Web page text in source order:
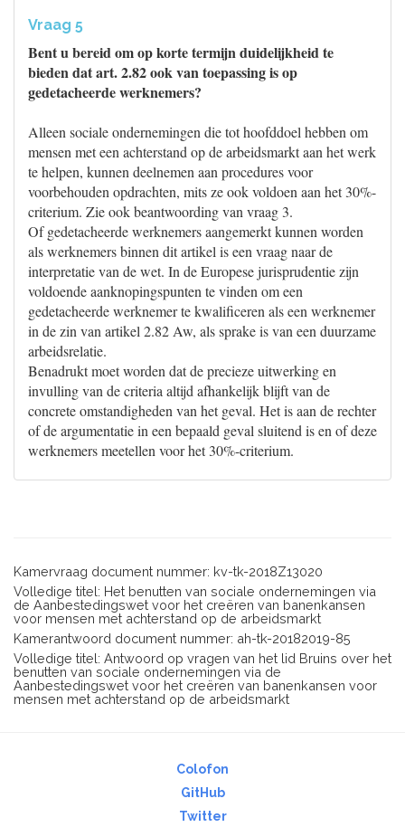
Vraag 5
Bent u bereid om op korte termijn duidelijkheid te
bieden dat art. 2.82 ook van toepassing is op
gedetacheerde werknemers?
Alleen sociale ondernemingen die tot hoofddoel hebben om
mensen met een achterstand op de arbeidsmarkt aan het werk
te helpen, kunnen deelnemen aan procedures voor
voorbehouden opdrachten, mits ze ook voldoen aan het 30%-
criterium. Zie ook beantwoording van vraag 3.
Of gedetacheerde werknemers aangemerkt kunnen worden
als werknemers binnen dit artikel is een vraag naar de
interpretatie van de wet. In de Europese jurisprudentie zijn
voldoende aanknopingspunten te vinden om een
gedetacheerde werknemer te kwalificeren als een werknemer
in de zin van artikel 2.82 Aw, als sprake is van een duurzame
arbeidsrelatie.
Benadrukt moet worden dat de precieze uitwerking en
invulling van de criteria altijd afhankelijk blijft van de
concrete omstandigheden van het geval. Het is aan de rechter
of de argumentatie in een bepaald geval sluitend is en of deze
werknemers meetellen voor het 30%-criterium.
Kamervraag document nummer: kv-tk-2018Z13020
Volledige titel: Het benutten van sociale ondernemingen via
de Aanbestedingswet voor het creëren van banenkansen
voor mensen met achterstand op de arbeidsmarkt
Kamerantwoord document nummer: ah-tk-20182019-85
Volledige titel: Antwoord op vragen van het lid Bruins over het
benutten van sociale ondernemingen via de
Aanbestedingswet voor het creëren van banenkansen voor
mensen met achterstand op de arbeidsmarkt
Colofon
GitHub
Twitter